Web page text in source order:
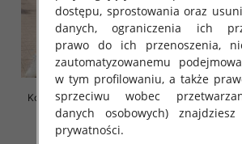
Komplet damskie Roz Standard,
Mix Kolor Paczka 8 szt
55.00 zł
Komplet
Mix
dostępu, sprostowania oraz
danych, ograniczenia ich
prawo do ich przenoszenia,
zautomatyzowanemu
w tym profilowaniu, a także
sprzeciwu wobec
danych osobowych)
prywatności.